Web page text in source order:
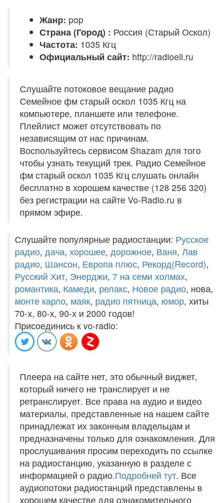
Жанр: pop
Страна (Город) : Россия (Старый Оскол)
Частота: 1035 Кгц
Официальный сайт: http://radioeli.ru
Слушайте потоковое вещание радио
Семейное фм старый оскол 1035 Кгц на
компьютере, планшете или телефоне.
Плейлист может отсутствовать по
независящим от нас причинам.
Воспользуйтесь сервисом Shazam для того
чтобы узнать текущий трек. Радио Семейное
фм старый оскол 1035 Кгц слушать онлайн
бесплатно в хорошем качестве (128 256 320)
без регистрации на сайте Vo-Radio.ru в
прямом эфире.
Слушайте популярные радиостанции: Русское
радио, дача, хорошее, дорожное, Ваня, Лав
радио, Шансон, Европа плюс, Рекорд(Record),
Русский Хит, Энерджи, 7 на семи холмах,
романтика, Камеди, релакс, Новое радио, нова,
монте карло, маяк, радио пятница, юмор, хиты
70-х, 80-х, 90-х и 2000 годов!
Присоединись к vo-radio:
Плеера на сайте нет, это обычный виджет,
который ничего не транслирует и не
ретранслирует. Все права на аудио и видео
материалы, представленные на нашем сайте
принадлежат их законным владельцам и
предназначены только для ознакомления. Для
прослушивания просим переходить по ссылке
на радиостанцию, указанную в разделе с
информацией о радио.Подробней тут. Все
аудиопотоки радиостанций представлены в
хорошем качестве для ознакомительного